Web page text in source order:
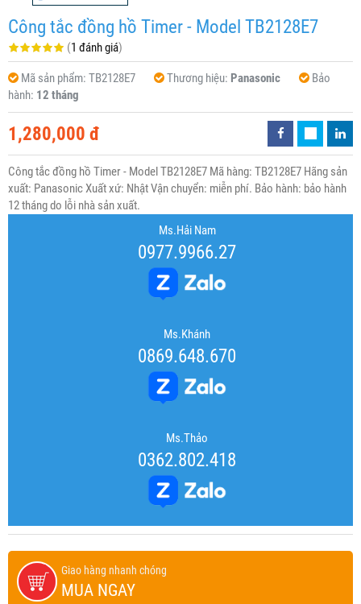
Công tắc đồng hồ Timer - Model TB2128E7
(1 đánh giá)
Mã sản phẩm: TB2128E7 Thương hiệu: Panasonic
Bảo
hành: 12 tháng
1,280,000 đ
Công tắc đồng hồ Timer - Model TB2128E7 Mã hàng: TB2128E7 Hãng sản
xuất: Panasonic Xuất xứ: Nhật Vận chuyển: miễn phí. Bảo hành: bảo hành
12 tháng do lỗi nhà sản xuất.
Ms.Hải Nam
0977.9966.27
Ms.Khánh
0869.648.670
Ms.Thảo
0362.802.418
Giao hàng nhanh chóng
MUA NGAY